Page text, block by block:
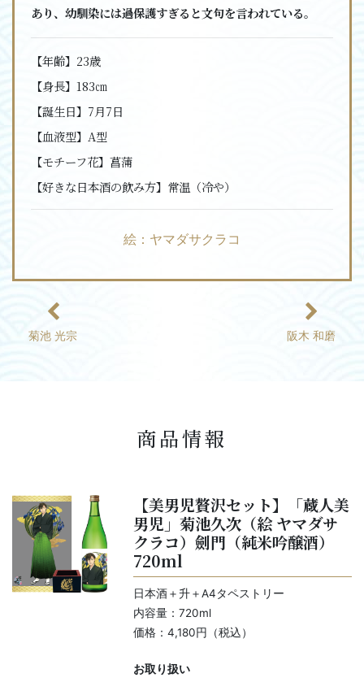
あり、幼馴染には過保護すぎると文句を言われている。
【年齢】 23歳
【身長】 183㎝
【誕生日】 7月7日
【血液型】 A型
【モチーフ花】 菖蒲
【好きな日本酒の飲み方】 常温（冷や）
絵：ヤマダサクラコ
菊池 光宗 阪木 和磨
商品情報
【美男児贅沢セット】「蔵人美
男児」菊池久次（絵 ヤマダサ
クラコ）劍門（純米吟醸酒）
720ml
日本酒＋升＋A4タペストリー
内容量：720ml
価格：4,180円（税込）
お取り扱い